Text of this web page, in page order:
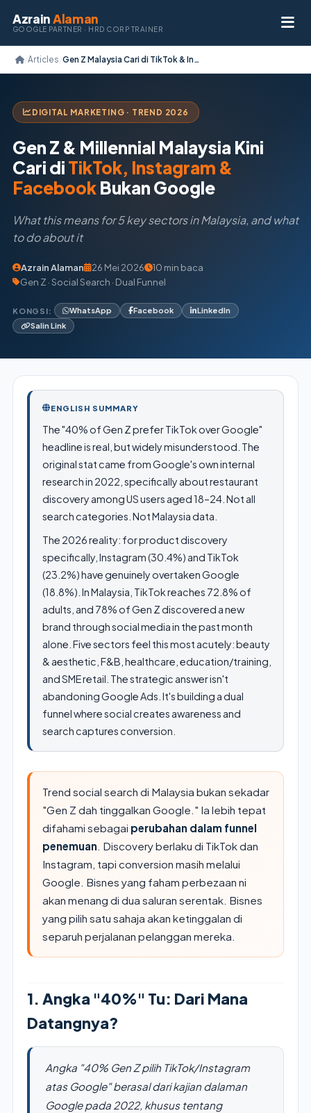
AzrainAlaman
GOOGLE PARTNER · HRD CORP TRAINER
/Articles/ Gen Z Malaysia Cari di TikTok & Instagram
DIGITAL MARKETING · TREND 2026
Gen Z & Millennial Malaysia Kini
Cari diTikTok, Instagram &
FacebookBukan Google
What this means for 5 key sectors in Malaysia, and what
to do about it
Azrain Alaman 26 Mei 2026
10 min baca
Gen Z · Social Search · Dual Funnel
KONGSI: WhatsApp Facebook
LinkedIn
Salin Link
ENGLISH SUMMARY
The "40% of Gen Z prefer TikTok over Google"
headline is real, but widely misunderstood. The
original stat came from Google's own internal
research in 2022, specifically about restaurant
discovery among US users aged 18–24. Not all
search categories. Not Malaysia data.
The 2026 reality: for product discovery
specifically, Instagram (30.4%) and TikTok
(23.2%) have genuinely overtaken Google
(18.8%). In Malaysia, TikTok reaches 72.8% of
adults, and 78% of Gen Z discovered a new
brand through social media in the past month
alone. Five sectors feel this most acutely: beauty
& aesthetic, F&B, healthcare, education/training,
and SME retail. The strategic answer isn't
abandoning Google Ads. It's building a dual
funnel where social creates awareness and
search captures conversion.
Trend social search di Malaysia bukan sekadar
"Gen Z dah tinggalkan Google." Ia lebih tepat
difahami sebagai perubahan dalam funnel
penemuan . Discovery berlaku di TikTok dan
Instagram, tapi conversion masih melalui
Google. Bisnes yang faham perbezaan ni
akan menang di dua saluran serentak. Bisnes
yang pilih satu sahaja akan ketinggalan di
separuh perjalanan pelanggan mereka.
1. Angka "40%" Tu: Dari Mana
Datangnya?
Angka "40% Gen Z pilih TikTok/Instagram
atas Google" berasal dari kajian dalaman
Google pada 2022, khusus tentang